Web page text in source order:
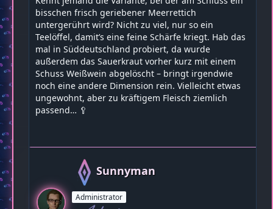
bisschen frisch geriebener Meerrettich
untergerührt wird? Nicht zu viel, nur so ein
Teelöffel, damit’s eine feine Schärfe kriegt. Hab das
mal in Süddeutschland probiert, da wurde
außerdem das Sauerkraut vorher kurz mit einem
Schuss Weißwein abgelöscht – bringt irgendwie
noch eine andere Dimension rein. Vielleicht etwas
ungewohnt, aber zu kräftigem Fleisch ziemlich
passend… 🥄
Sunnyman
Administrator